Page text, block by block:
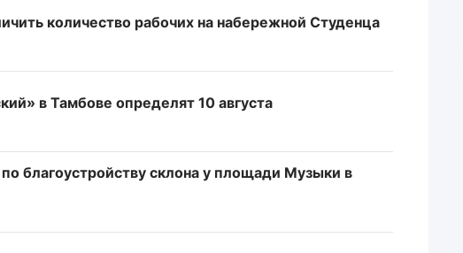
количество рабочих на набережной Студенца
в Тамбове определят 10 августа
благоустройству склона у площади Музыки в